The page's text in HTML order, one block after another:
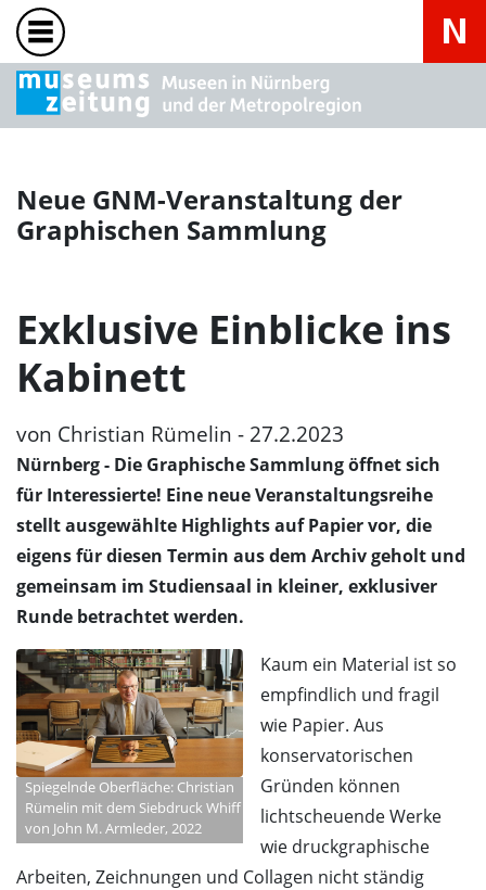
Neue GNM-Veranstaltung der
Graphischen Sammlung
Exklusive Einblicke ins
Kabinett
von Christian Rümelin - 27.2.2023
Nürnberg- Die Graphische Sammlung öffnet sich
für Interessierte! Eine neue Veranstaltungsreihe
stellt ausgewählte Highlights auf Papier vor, die
eigens für diesen Termin aus dem Archiv geholt und
gemeinsam im Studiensaal in kleiner, exklusiver
Runde betrachtet werden.
Spiegelnde Oberfläche: Christian
Rümelin mit dem Siebdruck Whiff
von John M. Armleder, 2022
Kaum ein Material ist so
empfindlich und fragil
wie Papier. Aus
konservatorischen
Gründen können
lichtscheuende Werke
wie druckgraphische
Arbeiten, Zeichnungen und Collagen nicht ständig